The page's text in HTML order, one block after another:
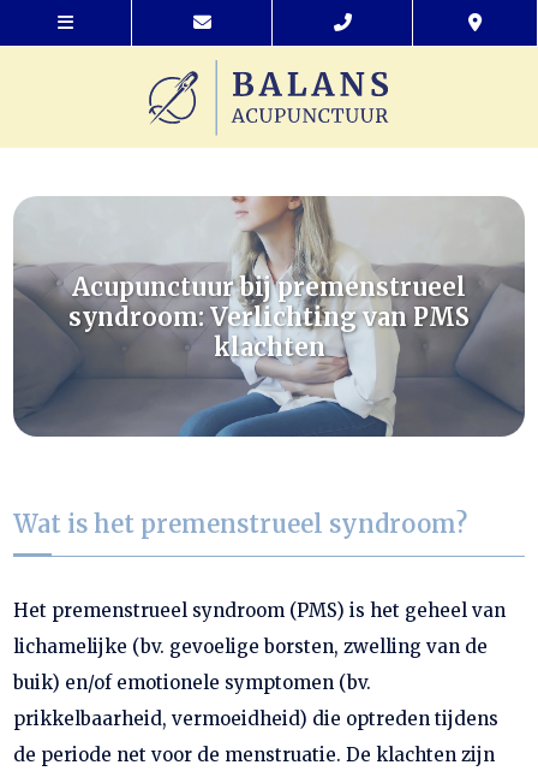
Acupunctuur bij premenstrueel
syndroom: Verlichting van PMS
klachten
Wat is het premenstrueel syndroom?
Het premenstrueel syndroom (PMS) is het geheel van
lichamelijke (bv. gevoelige borsten, zwelling van de
buik) en/of emotionele symptomen (bv.
prikkelbaarheid, vermoeidheid) die optreden tijdens
de periode net voor de menstruatie. De klachten zijn